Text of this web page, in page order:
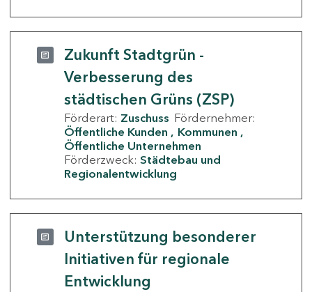
Zukunft Stadtgrün -
Verbesserung des
städtischen Grüns (ZSP)
Förderart: Zuschuss Fördernehmer:
Öffentliche Kunden
Kommunen
Öffentliche Unternehmen
Förderzweck: Städtebau und
Regionalentwicklung
Unterstützung besonderer
Initiativen für regionale
Entwicklung